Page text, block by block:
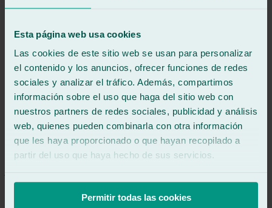
Esta página web usa cookies
Las cookies de este sitio web se usan para personalizar
el contenido y los anuncios, ofrecer funciones de redes
sociales y analizar el tráfico. Además, compartimos
información sobre el uso que haga del sitio web con
nuestros partners de redes sociales, publicidad y análisis
web, quienes pueden combinarla con otra información
que les haya proporcionado o que hayan recopilado a
partir del uso que haya hecho de sus servicios.
Permitir todas las cookies
MÁ
miguel ángel araque martínez
Reseña de
Google
/5· Hace 10 meses
Servicio inmejorable. Me han dado todas las facilidades para poder
dejar el coche e incluso me han acercado y recogido del trabajo.
Muy profesionales en todos los sentidos. Totalmente recomendable
Ver reseña
JR
Reseña de
Google
Hace 10 meses